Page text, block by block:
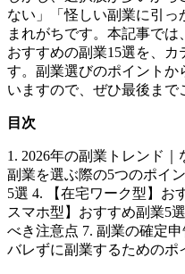
ない」「怪しい副業に引
まれがちです。本記事で
おすすめの副業15選を、カ
す。副業選びのポイントか
いますので、ぜひ最後まで
目次
1. 2026年の副業トレンド
副業を選ぶ際の5つのポイ
5選 4. 【在宅ワーク型】お
スマホ型】おすすめ副業5
べき注意点 7. 副業の確定
バレずに副業するためのポ